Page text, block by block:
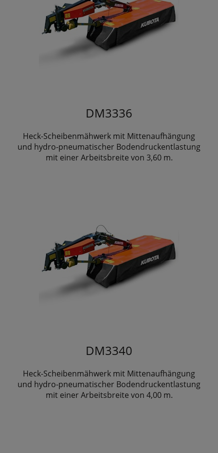
DM3336
Heck-Scheibenmähwerk mit Mittenaufhängung
und hydro-pneumatischer Bodendruckentlastung
mit einer Arbeitsbreite von 3,60 m.
DM3340
Heck-Scheibenmähwerk mit Mittenaufhängung
und hydro-pneumatischer Bodendruckentlastung
mit einer Arbeitsbreite von 4,00 m.